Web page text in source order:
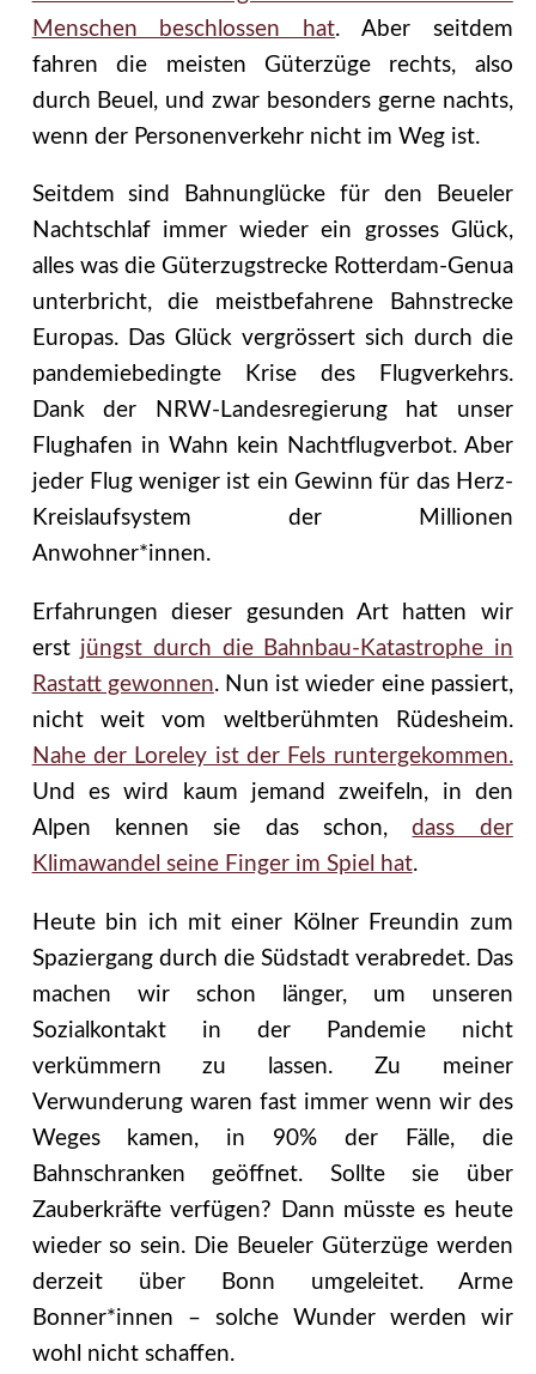
Menschen beschlossen hat. Aber seitdem
fahren die meisten Güterzüge rechts, also
durch Beuel, und zwar besonders gerne nachts,
wenn der Personenverkehr nicht im Weg ist.
Seitdem sind Bahnunglücke für den Beueler
Nachtschlaf immer wieder ein grosses Glück,
alles was die Güterzugstrecke Rotterdam-Genua
unterbricht, die meistbefahrene Bahnstrecke
Europas.Das Glück vergrössert sich durch die
pandemiebedingte Krise des Flugverkehrs.
Dank der NRW-Landesregierung hat unser
Flughafen in Wahn kein Nachtflugverbot. Aber
jeder Flug weniger ist ein Gewinn für das Herz-
Kreislaufsystem der Millionen
Anwohner*innen.
Erfahrungen dieser gesunden Art hatten wir
erst jüngst durch die Bahnbau-Katastrophe in
Rastatt gewonnen. Nun ist wieder eine passiert,
nicht weit vom weltberühmten Rüdesheim.
Nahe der Loreley ist der Fels runtergekommen.
Und es wird kaum jemand zweifeln, in den
Alpen kennen sie das schon,dass der
Klimawandel seine Finger im Spiel hat.
Heute bin ich mit einer Kölner Freundin zum
Spaziergang durch die Südstadt verabredet. Das
machen wir schon länger, um unseren
Sozialkontakt in der Pandemie nicht
verkümmern zu lassen. Zu meiner
Verwunderung waren fast immer wenn wir des
Weges kamen, in 90% der Fälle, die
Bahnschranken geöffnet. Sollte sie über
Zauberkräfte verfügen? Dann müsste es heute
wieder so sein. Die Beueler Güterzüge werden
derzeit über Bonn umgeleitet. Arme
Bonner*innen – solche Wunder werden wir
wohl nicht schaffen.